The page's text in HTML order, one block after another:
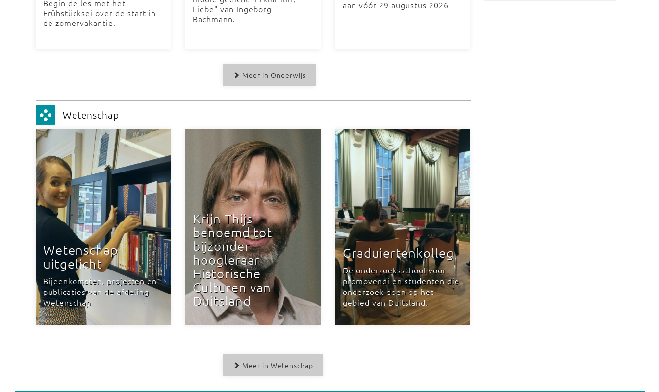
Begin de les met het
Frühstücksei over de start in
de zomervakantie.
Liebe" van Ingeborg
Bachmann.
aan vóór 29 augustus 2026
Meer in Onderwijs
Wetenschap
Wetenschap
uitgelicht
Bijeenkomsten, projecten en
publicaties van de afdeling
Wetenschap
Krijn Thijs
benoemd tot
bijzonder
hoogleraar
Historische
Culturen van
Duitsland
Graduiertenkolleg
De onderzoeksschool voor
promovendi en studenten die
onderzoek doen op het
gebied van Duitsland.
Meer in Wetenschap